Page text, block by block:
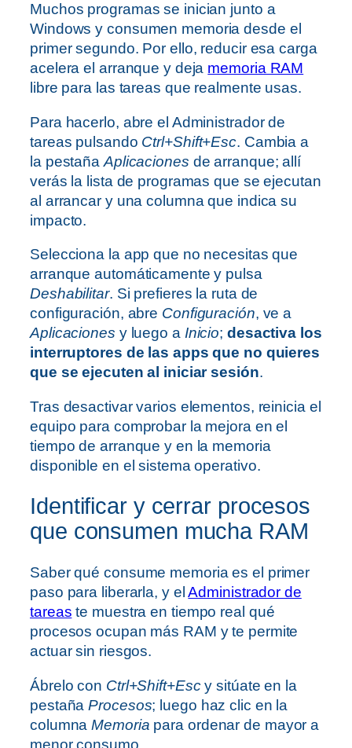
Muchos programas se inician junto a
Windows y consumen memoria desde el
primer segundo. Por ello, reducir esa carga
acelera el arranque y deja memoria RAM
libre para las tareas que realmente usas.
Para hacerlo, abre el Administrador de
tareas pulsando Ctrl+Shift+Esc. Cambia a
la pestaña Aplicaciones de arranque; allí
verás la lista de programas que se ejecutan
al arrancar y una columna que indica su
impacto.
Selecciona la app que no necesitas que
arranque automáticamente y pulsa
Deshabilitar. Si prefieres la ruta de
configuración, abre Configuración, ve a
Aplicaciones y luego a Inicio; desactiva los
interruptores de las apps que no quieres
que se ejecuten al iniciar sesión.
Tras desactivar varios elementos, reinicia el
equipo para comprobar la mejora en el
tiempo de arranque y en la memoria
disponible en el sistema operativo.
Identificar y cerrar procesos
que consumen mucha RAM
Saber qué consume memoria es el primer
paso para liberarla, y elAdministrador de
tareas te muestra en tiempo real qué
procesos ocupan más RAM y te permite
actuar sin riesgos.
Ábrelo con Ctrl+Shift+Escy sitúate en la
pestañaProcesos; luego haz clic en la
columnaMemoria para ordenar de mayor a
menor consumo.